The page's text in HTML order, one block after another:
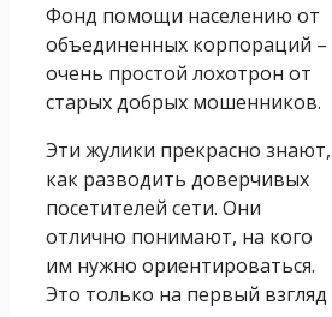
Фонд помощи населению от
объединенных корпораций –
очень простой лохотрон от
старых добрых мошенников.
Эти жулики прекрасно знают,
как разводить доверчивых
посетителей сети. Они
отлично понимают, на кого
им нужно ориентироваться.
Это только на первый взгляд